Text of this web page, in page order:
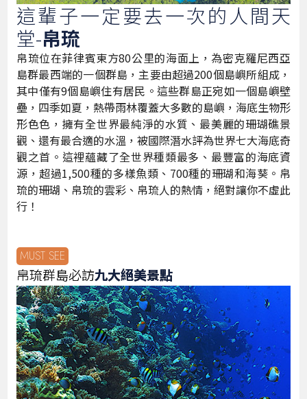
這輩子一定要去一次的人間天
堂-帛琉
帛琉位在菲律賓東方80公里的海面上，為密克羅尼西亞
島群最西端的一個群島，主要由超過200個島嶼所組成，
其中僅有9個島嶼住有居民。這些群島正宛如一個島嶼壁
壘，四季如夏，熱帶雨林覆蓋大多數的島嶼，海底生物形
形色色，擁有全世界最純淨的水質、最美麗的珊瑚礁景
觀、還有最合適的水溫，被國際潛水評為世界七大海底奇
觀之首。這裡蘊藏了全世界種類最多、最豐富的海底資
源，超過1,500種的多樣魚類、700種的珊瑚和海葵。帛
琉的珊瑚、帛琉的雲彩、帛琉人的熱情，絕對讓你不虛此
行！
MUST SEE
帛琉群島必訪九大絕美景點